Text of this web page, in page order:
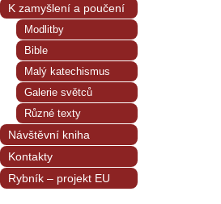
K zamyšlení a poučení
Modlitby
Bible
Malý katechismus
Galerie světců
Různé texty
Návštěvní kniha
Kontakty
Rybník – projekt EU